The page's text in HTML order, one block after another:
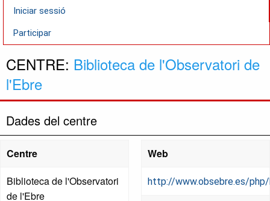
Iniciar sessió
Participar
CENTRE: Biblioteca de l'Observatori de
l'Ebre
Dades del centre
Centre
Biblioteca de l'Observatori
de l'Ebre
Web
http://www.obsebre.es/